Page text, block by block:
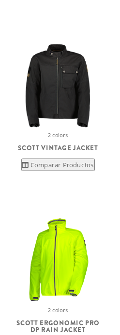
2 colors
SCOTT VINTAGE JACKET
Comparar Productos
2 colors
SCOTT ERGONOMIC PRO
DP RAIN JACKET